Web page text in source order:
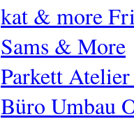
kat & more
Sams & More
Parkett
Büro Umbau